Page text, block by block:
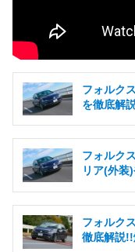
フォルク
を徹底解
フォルク
リア(外装
フォルク
徹底解説!!